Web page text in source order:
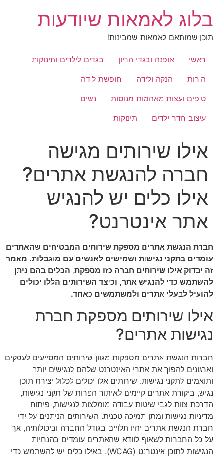
לתוכן
בלוג לאמאות שיודעות
תוכן שמותאם לאמאות שמבינות!
ראשי אופנה ובגדי הריון
בגדים לילדים ותינוקות
הורות
הנקה ולידה
חופשת לידה
טיפים ועצות מאהמות מנוסות
נשים
עיצוב חדר ילדים
תינוקות
אילו שירותים מגישה
חברה להנגשת אתרים?
אילו כלים יש להנגיש
אתר אינטרנט?
חברת הנגשת אתרים מספקת שירותים המבטיחים שהאתרים
עומדים בתקני נגישות ושמישים לאנשים עם מוגבלות. מאמר
זה יבדוק אילו שירותים חברה כזו מספקת, הכלים בהם ניתן
להשתמש כדי להנגיש אתר, וכיצד השירותים הללו יכולים
להועיל לבעלי אתרים ולמשתמשים כאחד.
אילו שירותים מספקת חברת
נגישות אתרים?
חברות הנגשת אתרים מספקות מגוון שירותים המסייעים לעסקים
וארגונים להפוך את אתרי האינטרנט שלהם לנגישים יותר
ותואמים לתקני נגישות. שירותים אלו יכולים לכלול יצירת תוכן
נגיש, ביקורת אתרים קיימים לאיתור הפרות של תקני נגישות,
הדרכת צוות לגבי שיטות עבודה מומלצות לנגישות, פיתוח
מדיניות נגישות ומתן תמיכה טכנית. השירותים הניתנים על ידי
חברת הנגשת אתרים יהיו תלויים בגודל החברה וביכולותיה, אך
על כל החברות לשאוף לוודא שהאתרים עומדים בהנחיות
הנגישות לתוכן אינטרנט (WCAG). באילו כלים יש להשתמש כדי